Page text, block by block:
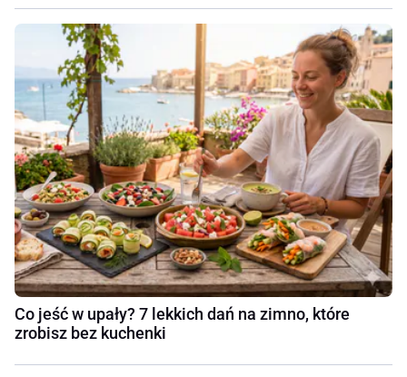
Co jeść w upały? 7 lekkich dań na zimno, które
zrobisz bez kuchenki